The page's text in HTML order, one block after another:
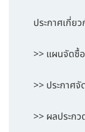
ประกาศเกี่ย
>> แผนจัดซื้
>> ประกาศ
>> ผลประก